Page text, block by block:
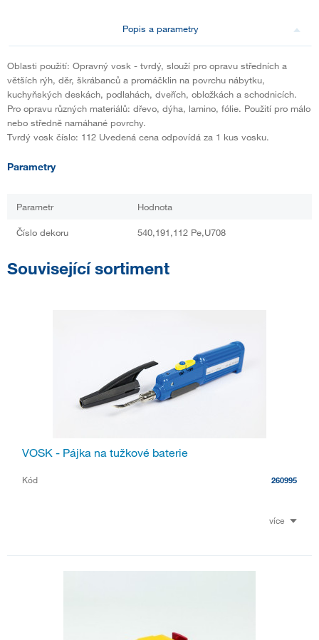
Popis a parametry
Oblasti použití: Opravný vosk - tvrdý, slouží pro opravu středních a
větších rýh, děr, škrábanců a promáčklin na povrchu nábytku,
kuchyňských deskách, podlahách, dveřích, obložkách a schodnicích.
Pro opravu různých materiálů: dřevo, dýha, lamino, fólie. Použití pro málo
nebo středně namáhané povrchy.
Tvrdý vosk číslo: 112 Uvedená cena odpovídá za 1 kus vosku.
Parametry
Parametr Hodnota
Číslo dekoru 540,191,112 Pe,U708
Související sortiment
VOSK - Pájka na tužkové baterie
Kód 260995
více